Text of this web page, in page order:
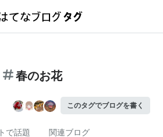
春のお花
このタグでブログを書く
で話題 関連ブログ